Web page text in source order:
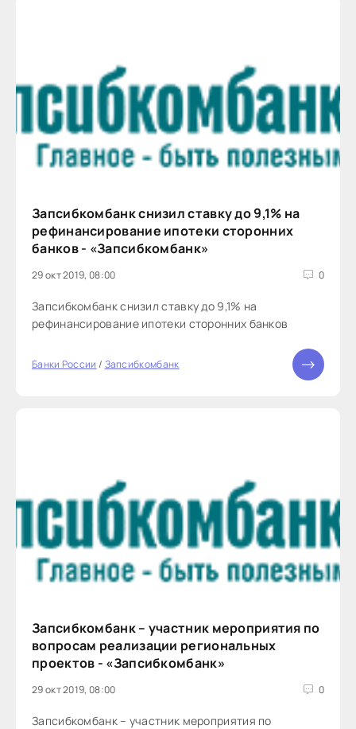
Запсибкомбанк снизил ставку до 9,1% на
рефинансирование ипотеки сторонних
банков - «Запсибкомбанк»
29 окт 2019, 08:00 0
Запсибкомбанк снизил ставку до 9,1% на
рефинансирование ипотеки сторонних банков
Банки России / Запсибкомбанк
Запсибкомбанк – участник мероприятия по
вопросам реализации региональных
проектов - «Запсибкомбанк»
29 окт 2019, 08:00 0
Запсибкомбанк – участник мероприятия по